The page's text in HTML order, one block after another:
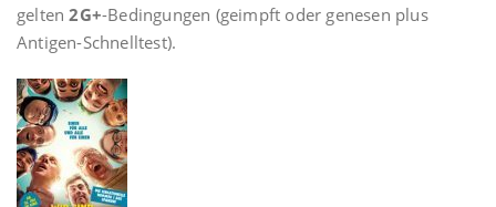
gelten2G+-Bedingungen (geimpft oder genesen plus
Antigen-Schnelltest).